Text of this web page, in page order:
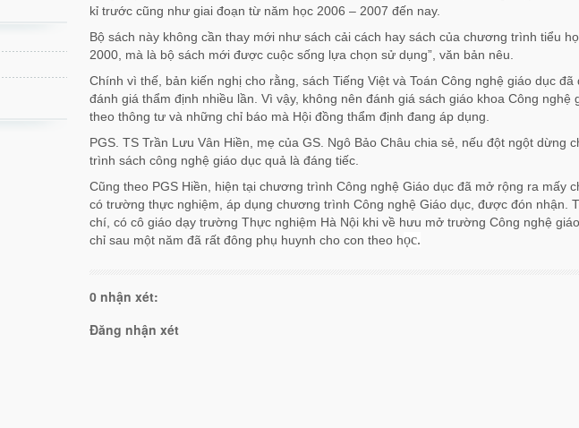
kỉ trước cũng như giai đoạn từ năm học 2006 – 2007 đến nay.
Bộ sách này không cần thay mới như sách cải cách hay sách của chương trình tiểu
2000, mà là bộ sách mới được cuộc sống lựa chọn sử dụng”, văn bản nêu.
Chính vì thế, bản kiến nghị cho rằng, sách Tiếng Việt và Toán Công nghệ giáo dục đã
đánh giá thẩm định nhiều lần. Vì vậy, không nên đánh giá sách giáo khoa Công nghệ
theo thông tư và những chỉ báo mà Hội đồng thẩm định đang áp dụng.
PGS. TS Trần Lưu Vân Hiền, mẹ của GS. Ngô Bảo Châu chia sẻ, nếu đột ngột dừng
trình sách công nghệ giáo dục quả là đáng tiếc.
Cũng theo PGS Hiền, hiện tại chương trình Công nghệ Giáo dục đã mở rộng ra mấy
có trường thực nghiệm, áp dụng chương trình Công nghệ Giáo dục, được đón nhận.
chí, có cô giáo dạy trường Thực nghiệm Hà Nội khi về hưu mở trường Công nghệ giáo
chỉ sau một năm đã rất đông phụ huynh cho con theo học.
0 nhận xét:
Đăng nhận xét